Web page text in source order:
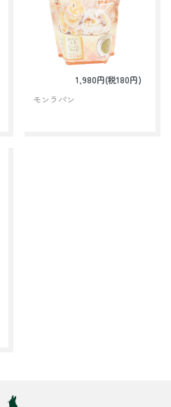
1,980円(税180円)
モンラパン